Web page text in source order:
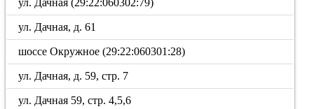
ул. Дачная (29:22:060302:79)
ул. Дачная, д. 61
шоссе Окружное (29:22:060301:28)
ул. Дачная, д. 59, стр. 7
ул. Дачная 59, стр. 4,5,6